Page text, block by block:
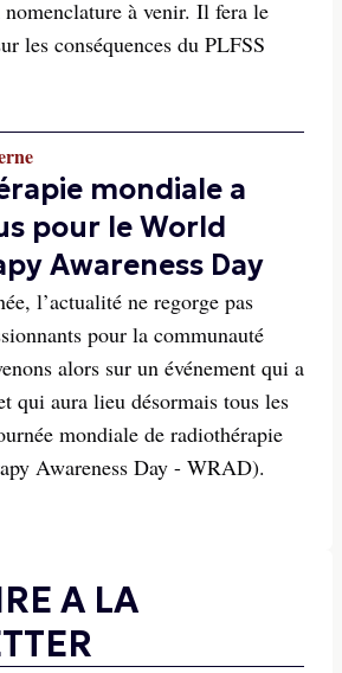
à venir. Il fera le
les conséquences du PLFSS
mondiale a
pour le World
Awareness Day
l’actualité ne regorge pas
pour la communauté
alors sur un événement qui a
qui aura lieu désormais tous les
mondiale de radiothérapie
Awareness Day - WRAD).
A LA